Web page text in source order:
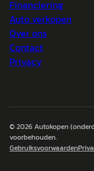
Financiering
Auto verkopen
Over ons
Contact
Privacy
© 2026Autokopen
voorbehouden.
Gebruiksvoorwaarden